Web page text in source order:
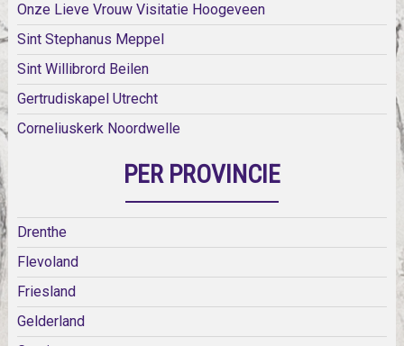
Onze Lieve Vrouw Visitatie Hoogeveen
Sint Stephanus Meppel
Sint Willibrord Beilen
Gertrudiskapel Utrecht
Corneliuskerk Noordwelle
PER PROVINCIE
Drenthe
Flevoland
Friesland
Gelderland